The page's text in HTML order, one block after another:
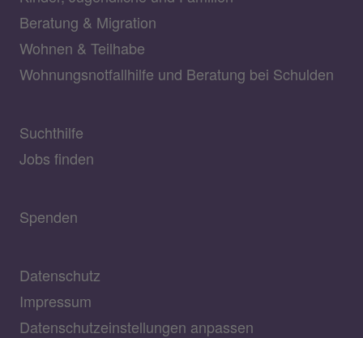
Beratung & Migration
Wohnen & Teilhabe
Wohnungsnotfallhilfe und Beratung bei Schulden
Suchthilfe
Jobs finden
Spenden
Datenschutz
Impressum
Datenschutzeinstellungen anpassen